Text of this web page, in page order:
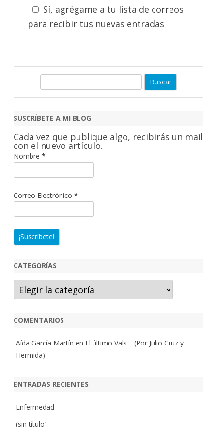
Sí, agrégame a tu lista de correos
para recibir tus nuevas entradas
c
r
SUSCRÍBETE A MI BLOG
Cada vez que publique algo, recibirás un mail
con el nuevo artículo.
Nombre *
Correo Electrónico *
CATEGORÍAS
Categorías
COMENTARIOS
Aída García Martín en El último Vals… (Por Julio Cruz y
Hermida)
ENTRADAS RECIENTES
Enfermedad
(sin título)